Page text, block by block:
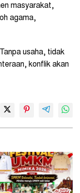
masyarakat,
agama,
usaha, tidak
konflik akan